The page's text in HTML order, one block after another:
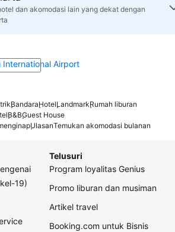
dan akomodasi lain yang dekat dengan
International Airport
BandaraHotelLandmarkRumah liburan
B&BGuest House
UlasanTemukan akomodasi bulanan
19)
Telusuri
Program loyalitas Genius
Promo liburan dan musiman
Artikel travel
Booking.com untuk Bisnis